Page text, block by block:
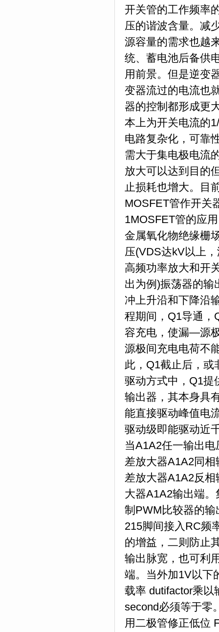
开关管的工作频率
压的谐波含量。减
源容量的需求也越
统、蓄电池后备供
用前景。但是逆变
变器流过的电流也
器的控制都形成更
本上为开关电流的
电路复杂化，可靠
需大于集电极电流
放大可以达到目的
止损耗也增大。目
MOSFET管作开关
1MOSFET管的应用
金属氧化物绝缘栅
压(VDS达kV以上
高频功率放大和开
出为例)振荡器的输
冲上升沿和下降沿
程期间，Q1导通，
容充电，使漏—源
源极间充电电荷不
此，Q1截止后，或
驱动方式中，Q1提
输出器，其本身具
能直接驱动峰值电
驱动级即能驱动近
当A1A2任一输出
差放大器A1A2同
差放大器A1A2反
大器A1A2输出端
制PWM比较器的
215脚间接入RC频
的增益，二则防止
输出脉宽，也可利
端。当外加1V以下
载率 dutifactor乘以
second必须等于零
用二极管修正低位